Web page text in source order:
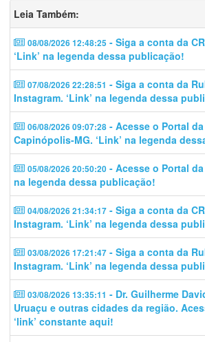
Leia Também:
08/08/2026 12:48:25 - Siga a conta da
‘Link’ na legenda dessa publicação!
07/08/2026 22:28:51 - Siga a conta da
Instagram. ‘Link’ na legenda dessa
06/08/2026 09:07:28 - Acesse o Portal
Capinópolis-MG. ‘Link’ na legenda
05/08/2026 20:50:20 - Acesse o Portal da
na legenda dessa publicação!
04/08/2026 21:34:17 - Siga a conta da
Instagram. ‘Link’ na legenda dessa
03/08/2026 17:21:47 - Siga a conta da
Instagram. ‘Link’ na legenda dessa
03/08/2026 13:35:11 - Dr. Guilherme
Uruaçu e outras cidades da região.
‘link’ constante aqui!